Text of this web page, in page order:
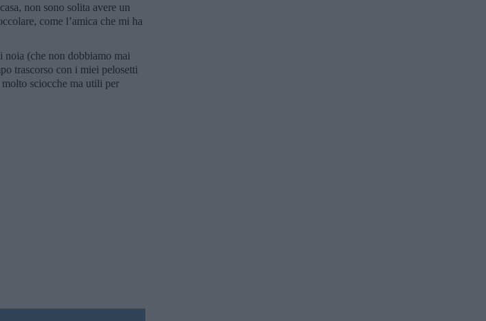
non sono solita avere un
come l’amica che mi ha
noia (che non dobbiamo mai
trascorso con i miei pelosetti
molto sciocche ma utili per